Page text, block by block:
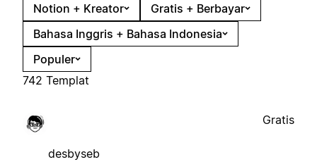
Notion + Kreator
Gratis + Berbayar
Bahasa Inggris + Bahasa Indonesia
Populer
742 Templat
desbyseb
Gratis